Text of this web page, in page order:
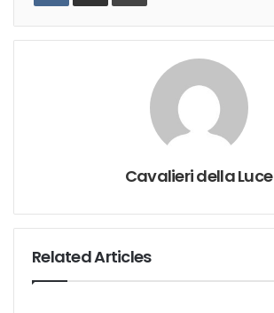
Cavalieri della Luce
Related Articles